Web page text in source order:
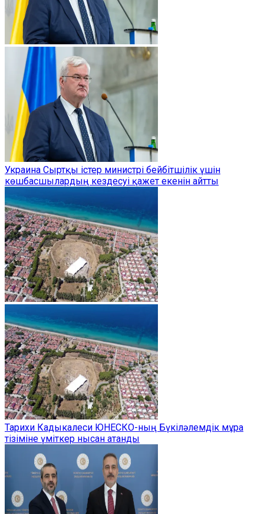
Украина Сыртқы істер министрі бейбітшілік үшін
көшбасшылардың кездесуі қажет екенін айтты
Тарихи Кадыкалеси ЮНЕСКО-ның Бүкіләлемдік мұра
тізіміне үміткер нысан атанды